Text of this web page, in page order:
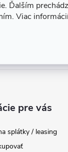
Ďalším
Viac
pre vás
splátky / leasing